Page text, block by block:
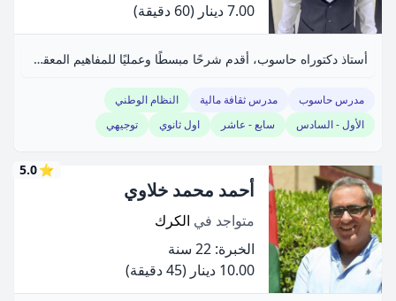
7.00 دينار
(60 دقيقة)
أستاذ دكتوراه حاسوب، أقدم شرحًا مبسطًا وعمليًا للمفاهيم المعقدة.
مدرس حاسوب مدرس ثقافة مالية
النظام الوطني
الأول - السادس
سابع - عاشر اول ثانوي توجيهي
⭐
5.0
أحمد محمد خلاوي
متواجد في الكرك
الخبرة: 22 سنة
10.00 دينار
(45 دقيقة)